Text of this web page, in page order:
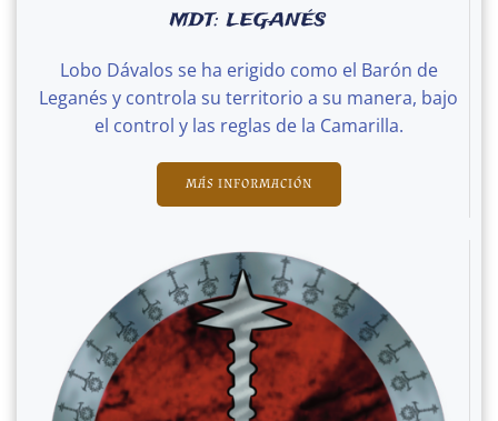
MDT: LEGANÉS
Lobo Dávalos se ha erigido como el Barón de
Leganés y controla su territorio a su manera, bajo
el control y las reglas de la Camarilla.
MÁS INFORMACIÓN